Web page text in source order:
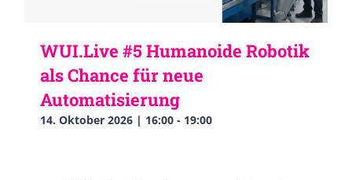
WUI.Live #5 Humanoide Robotik
als Chance für neue
Automatisierung
14. Oktober 2026 | 16:00 - 19:00